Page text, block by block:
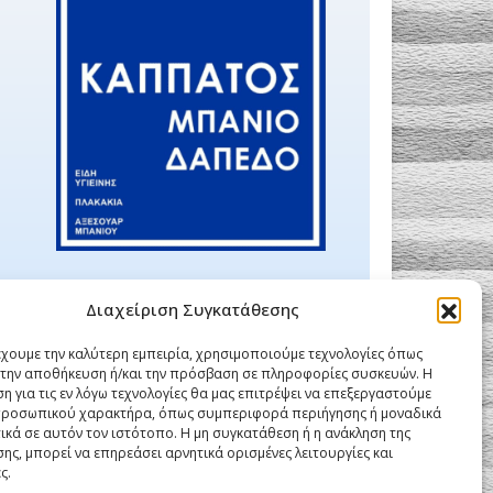
Διαχείριση Συγκατάθεσης
την καλύτερη εμπειρία, χρησιμοποιούμε τεχνολογίες όπως
αποθήκευση ή/και την πρόσβαση σε πληροφορίες συσκευών. Η
για τις εν λόγω τεχνολογίες θα μας επιτρέψει να επεξεργαστούμε
χαρακτήρα, όπως συμπεριφορά περιήγησης ή μοναδικά
σε αυτόν τον ιστότοπο. Η μη συγκατάθεση ή η ανάκληση της
μπορεί να επηρεάσει αρνητικά ορισμένες λειτουργίες και